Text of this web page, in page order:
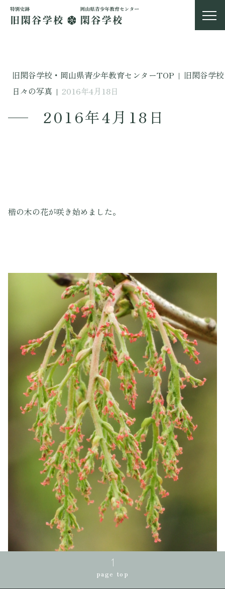
旧閑谷学校・岡山県青少年教育センターTOP | 旧閑谷学校
日々の写真 | 2016年4月18日
2016年4月18日
楷の木の花が咲き始めました。
page top